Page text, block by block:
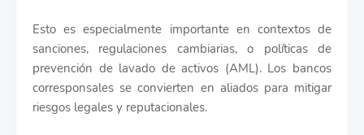
Esto es especialmente importante en contextos de
sanciones, regulaciones cambiarias, o políticas de
prevención de lavado de activos (AML). Los bancos
corresponsales se convierten en aliados para mitigar
riesgos legales y reputacionales.